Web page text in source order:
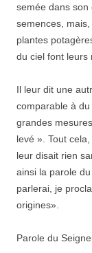
semée dans son
semences,
plantes
du ciel font leurs
Il leur dit une
comparable à
grandes
levé ». Tout
leur disait rien
ainsi la parole
parlerai, je
origines».
Parole du